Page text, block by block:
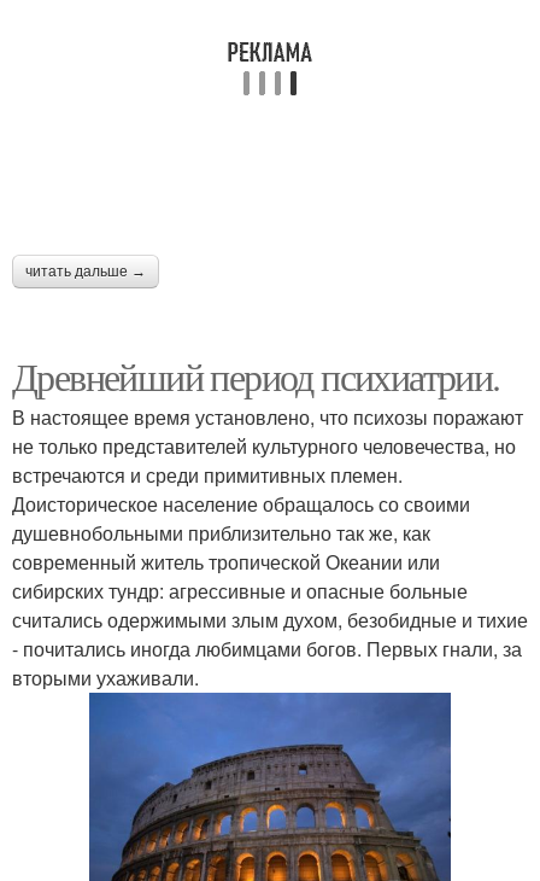
читать дальше →
Древнейший период психиатрии.
В настоящее время установлено, что психозы поражают
не только представителей культурного человечества, но
встречаются и среди примитивных племен.
Доисторическое население обращалось со своими
душевнобольными приблизительно так же, как
современный житель тропической Океании или
сибирских тундр: агрессивные и опасные больные
считались одержимыми злым духом, безобидные и тихие
- почитались иногда любимцами богов. Первых гнали, за
вторыми ухаживали.